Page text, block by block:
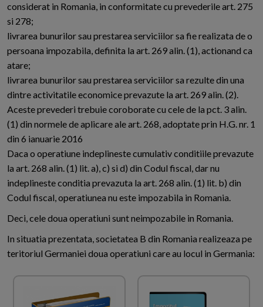
considerat in Romania, in conformitate cu prevederile art. 275
si 278;
livrarea bunurilor sau prestarea serviciilor sa fie realizata de o
persoana impozabila, definita la art. 269 alin. (1), actionand ca
atare;
livrarea bunurilor sau prestarea serviciilor sa rezulte din una
dintre activitatile economice prevazute la art. 269 alin. (2).
Aceste prevederi trebuie coroborate cu cele de la pct. 3 alin.
(1) din normele de aplicare ale art. 268, adoptate prin H.G. nr. 1
din 6 ianuarie 2016
Daca o operatiune indeplineste cumulativ conditiile prevazute
la art. 268 alin. (1) lit. a), c) si d) din Codul fiscal, dar nu
indeplineste conditia prevazuta la art. 268 alin. (1) lit. b) din
Codul fiscal, operatiunea nu este impozabila in Romania.
Deci, cele doua operatiuni sunt neimpozabile in Romania.
In situatia prezentata, societatea B din Romania realizeaza pe
teritoriul Germaniei doua operatiuni care au locul in Germania: